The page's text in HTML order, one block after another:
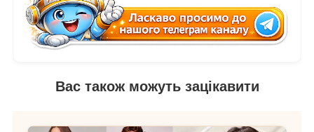
Вас також можуть зацікавити